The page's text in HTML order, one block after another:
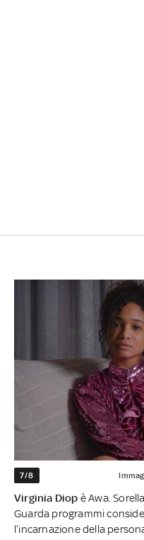
7/8
Virginia Diop è Awa.
Guarda programmi
l’incarnazione della